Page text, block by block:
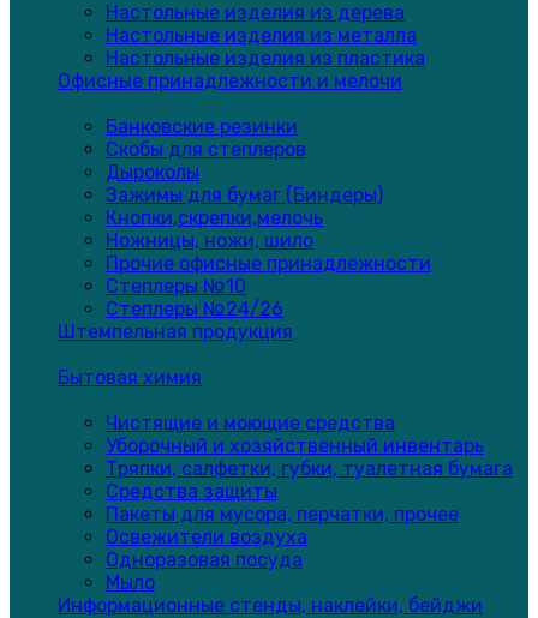
Настольные изделия из дерева
Настольные изделия из металла
Настольные изделия из пластика
Офисные принадлежности и мелочи
Банковские резинки
Скобы для степлеров
Дыроколы
Зажимы для бумаг (Биндеры)
Кнопки,скрепки,мелочь
Ножницы, ножи, шило
Прочие офисные принадлежности
Степлеры №10
Степлеры №24/26
Штемпельная продукция
Бытовая химия
Чистящие и моющие средства
Уборочный и хозяйственный инвентарь
Тряпки, салфетки, губки, туалетная бумага
Средства защиты
Пакеты для мусора, перчатки, прочее
Освежители воздуха
Одноразовая посуда
Мыло
Информационные стенды, наклейки, бейджи